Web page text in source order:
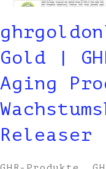
Gold |
Aging
Releaser